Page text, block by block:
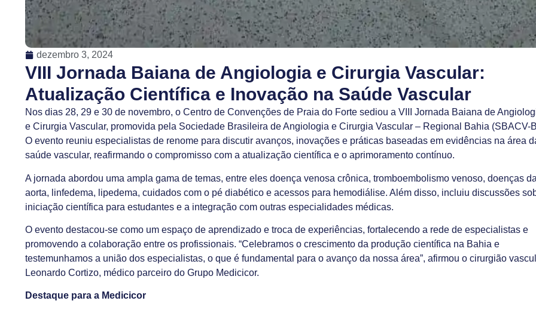
dezembro 3, 2024
VIII Jornada Baiana de Angiologia e Cirurgia Vascular:
Atualização Científica e Inovação na Saúde Vascular
Nos dias 28, 29 e 30 de novembro, o Centro de Convenções de Praia do Forte sediou a VIII Jornada Baiana de
e Cirurgia Vascular, promovida pela Sociedade Brasileira de Angiologia e Cirurgia Vascular – Regional Bahia (SBACV-
O evento reuniu especialistas de renome para discutir avanços, inovações e práticas baseadas em evidências na área
saúde vascular, reafirmando o compromisso com a atualização científica e o aprimoramento contínuo.
A jornada abordou uma ampla gama de temas, entre eles doença venosa crônica, tromboembolismo venoso, doenças da
aorta, linfedema, lipedema, cuidados com o pé diabético e acessos para hemodiálise. Além disso, incluiu discussões
iniciação científica para estudantes e a integração com outras especialidades médicas.
O evento destacou-se como um espaço de aprendizado e troca de experiências, fortalecendo a rede de especialistas e
promovendo a colaboração entre os profissionais. “Celebramos o crescimento da produção científica na Bahia e
testemunhamos a união dos especialistas, o que é fundamental para o avanço da nossa área”, afirmou o cirurgião
Leonardo Cortizo, médico parceiro do Grupo Medicicor.
Destaque para a Medicicor